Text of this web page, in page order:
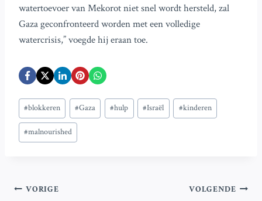
watertoevoer van Mekorot niet snel wordt hersteld, zal
Gaza geconfronteerd worden met een volledige
watercrisis,” voegde hij eraan toe.
Bericht
tags:
#blokkeren #Gaza #hulp #Israël #kinderen
#malnourished
Bericht
VORIGE VOLGENDE